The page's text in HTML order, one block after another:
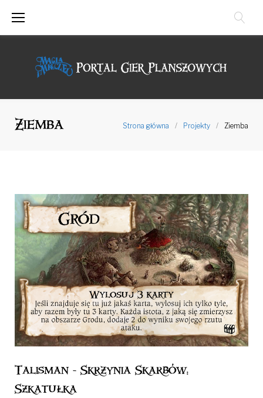
Ziemba Strona główna / Projekty / Ziemba
Talisman - Skrzynia Skarbów:
Szkatułka